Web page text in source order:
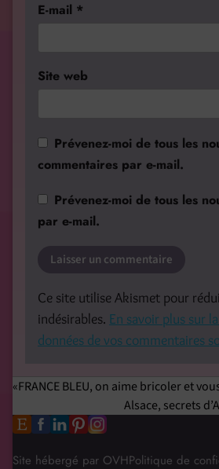
E-mail *
Site web
Prévenez-moi de tous les
commentaires par e-mail.
Prévenez-moi de tous les
par e-mail.
Ce site utilise Akismet pour
indésirables. En savoir plus sur
données de vos commentaires
FRANCE BLEU, on aime bricoler et
Alsace, secrets
Site hébergé par OVHPolitique de